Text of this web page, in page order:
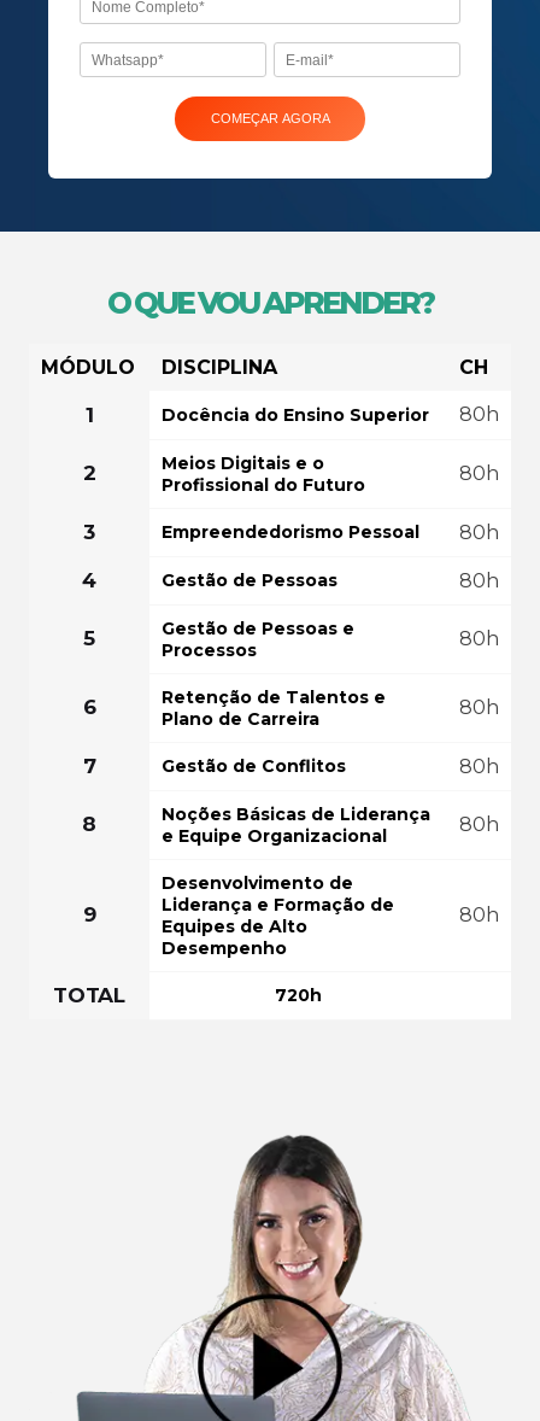
FAÇA SUA
GRÁTIS
Se por algum motivo você quiser
COMEÇAR AGORA
O QUE VOU APRENDER?
MÓDULO DISCIPLINA CH
1 Docência do Ensino Superior 80h
2
Meios Digitais e o
Profissional do Futuro
80h
3 Empreendedorismo Pessoal 80h
4 Gestão de Pessoas 80h
5
Gestão de Pessoas e
Processos
80h
6
Retenção de Talentos e
Plano de Carreira
80h
7 Gestão de Conflitos 80h
8
Noções Básicas de Liderança
e Equipe Organizacional
80h
9
Desenvolvimento de
Liderança e Formação de
Equipes de Alto
Desempenho
80h
TOTAL 720h